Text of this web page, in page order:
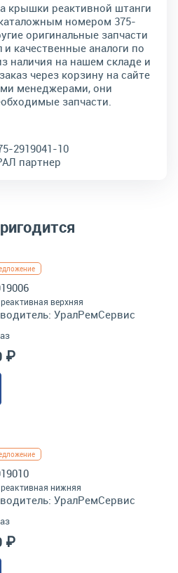
крышки реактивной штанги
номером 375-
оригинальные запчасти
качественные аналоги по
наличия на нашем складе и
через корзину на сайте
менеджерами, они
запчасти.
2919041-10
партнер
верхняя
УралРемСервис
₽
нижняя
УралРемСервис
₽